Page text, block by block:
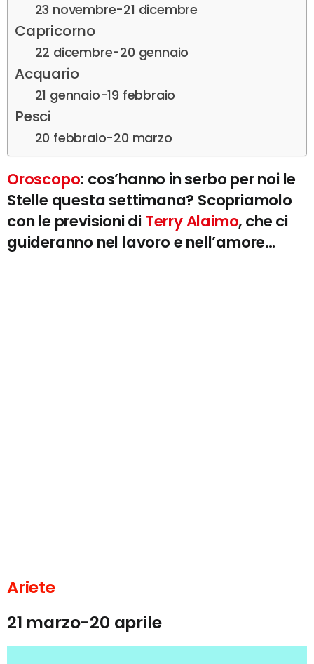
23 novembre-21 dicembre
Capricorno
22 dicembre-20 gennaio
Acquario
21 gennaio-19 febbraio
Pesci
20 febbraio-20 marzo
Oroscopo: cos’hanno in serbo per noi le
Stelle questa settimana? Scopriamolo
con le previsioni di Terry Alaimo, che ci
guideranno nel lavoro e nell’amore…
Ariete
21 marzo-20 aprile